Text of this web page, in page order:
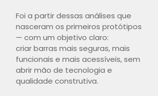
Foi a partir dessas análises que
nasceram os primeiros protótipos
— com um objetivo claro:
criar barras mais seguras, mais
funcionais e mais acessíveis, sem
abrir mão de tecnologia e
qualidade construtiva.